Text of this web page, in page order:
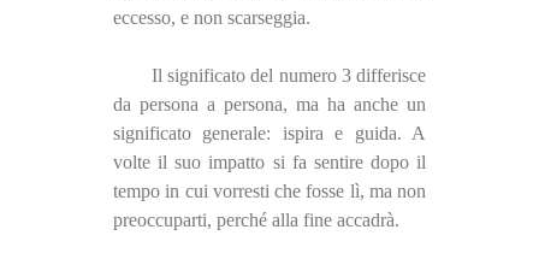
eccesso, e non scarseggia.
Il significato del numero 3 differisce
da persona a persona, ma ha anche un
significato generale: ispira e guida. A
volte il suo impatto si fa sentire dopo il
tempo in cui vorresti che fosse lì, ma non
preoccuparti, perché alla fine accadrà.